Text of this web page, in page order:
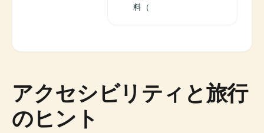
料（
アクセシビリティと旅行
のヒント